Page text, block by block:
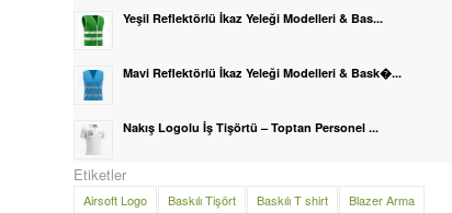
Yeşil Reflektörlü İkaz Yeleği Modelleri & Bas...
Mavi Reflektörlü İkaz Yeleği Modelleri & Bask�...
Nakış Logolu İş Tişörtü – Toptan Personel ...
Etiketler
Airsoft Logo Baskılı Tişört Baskılı T shirt
Blazer Arma